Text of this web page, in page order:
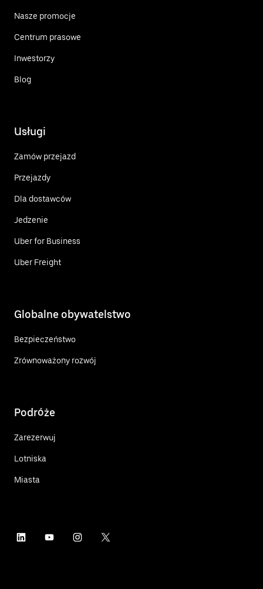
Nasze promocje
Centrum prasowe
Inwestorzy
Blog
Usługi
Zamów przejazd
Przejazdy
Dla dostawców
Jedzenie
Uber for Business
Uber Freight
Globalne obywatelstwo
Bezpieczeństwo
Zrównoważony rozwój
Podróże
Zarezerwuj
Lotniska
Miasta